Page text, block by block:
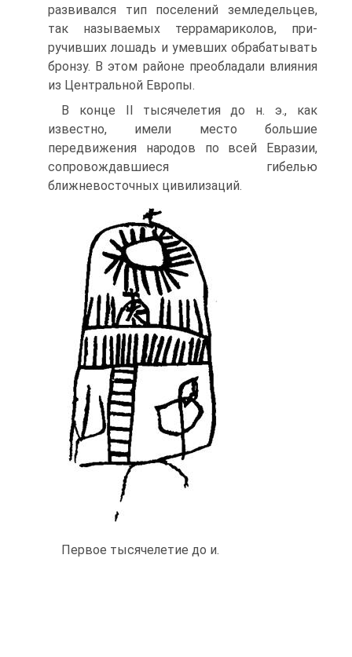
развивался тип поселений земледельцев,
так называемых террамариколов, при­
ручивших лошадь и умевших обрабатывать
бронзу. В этом рай­оне преобладали влияния
из Центральной Европы.
В конце Il тысячелетия до н. э., как
известно, имели место большие
передвижения народов по всей Евразии,
сопровождав­шиеся гибелью
ближневосточных цивилизаций.
Первое тысячелетие до и.